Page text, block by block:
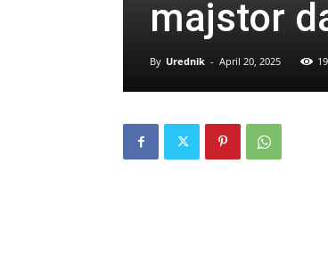
majstor
By Urednik - April 20, 2025